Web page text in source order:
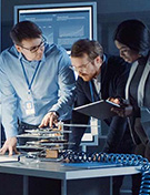
の脆弱性発見
After
これらはオー
後に行われま